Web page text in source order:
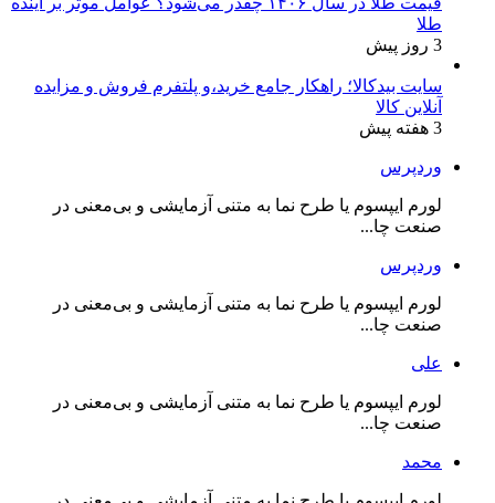
طلا
3 روز پیش
سایت بیدکالا؛ راهکار جامع خرید،و پلتفرم فروش و مزایده
آنلاین کالا
3 هفته پیش
وردپرس
لورم ایپسوم یا طرح‌ نما به متنی آزمایشی و بی‌معنی در
صنعت چا...
وردپرس
لورم ایپسوم یا طرح‌ نما به متنی آزمایشی و بی‌معنی در
صنعت چا...
علی
لورم ایپسوم یا طرح‌ نما به متنی آزمایشی و بی‌معنی در
صنعت چا...
محمد